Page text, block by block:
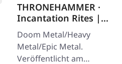
THRONEHAMMER ·
Incantation Rites |
SPLATTER 2LP
Doom Metal/Heavy
Metal/Epic Metal.
Veröffentlicht am